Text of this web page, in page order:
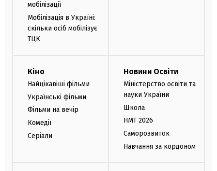
мобілізації
Мобілізація в Україні:
скільки осіб мобілізує
ТЦК
Кіно
Найцікавіші фільми
Українські фільми
Фільми на вечір
Комедії
Серіали
Новини Освіти
Міністерство освіти та
науки України
Школа
НМТ 2026
Саморозвиток
Навчання за кордоном